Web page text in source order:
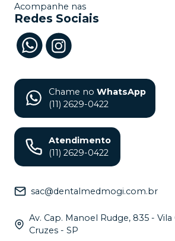
Acompanhe nas
Redes Sociais
Chame no WhatsApp
(11) 2629-0422
Atendimento
(11) 2629-0422
sac@dentalmedmogi.com.br
Av. Cap. Manoel Rudge, 835 -
Cruzes - SP